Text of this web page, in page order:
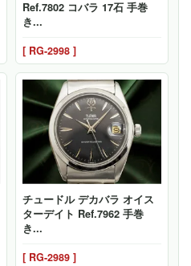
Ref.7802 コバラ 17石 手巻
き...
[ RG-2998 ]
チュードル デカバラ オイス
ターデイト Ref.7962 手巻
き...
[ RG-2989 ]